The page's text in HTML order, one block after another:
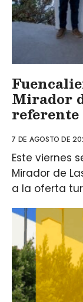
Mirador
7 DE AGOSTO DE
Este viernes
Mirador de
a la oferta